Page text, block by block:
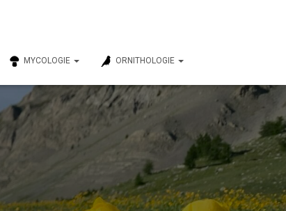
MYCOLOGIE ORNITHOLOGIE